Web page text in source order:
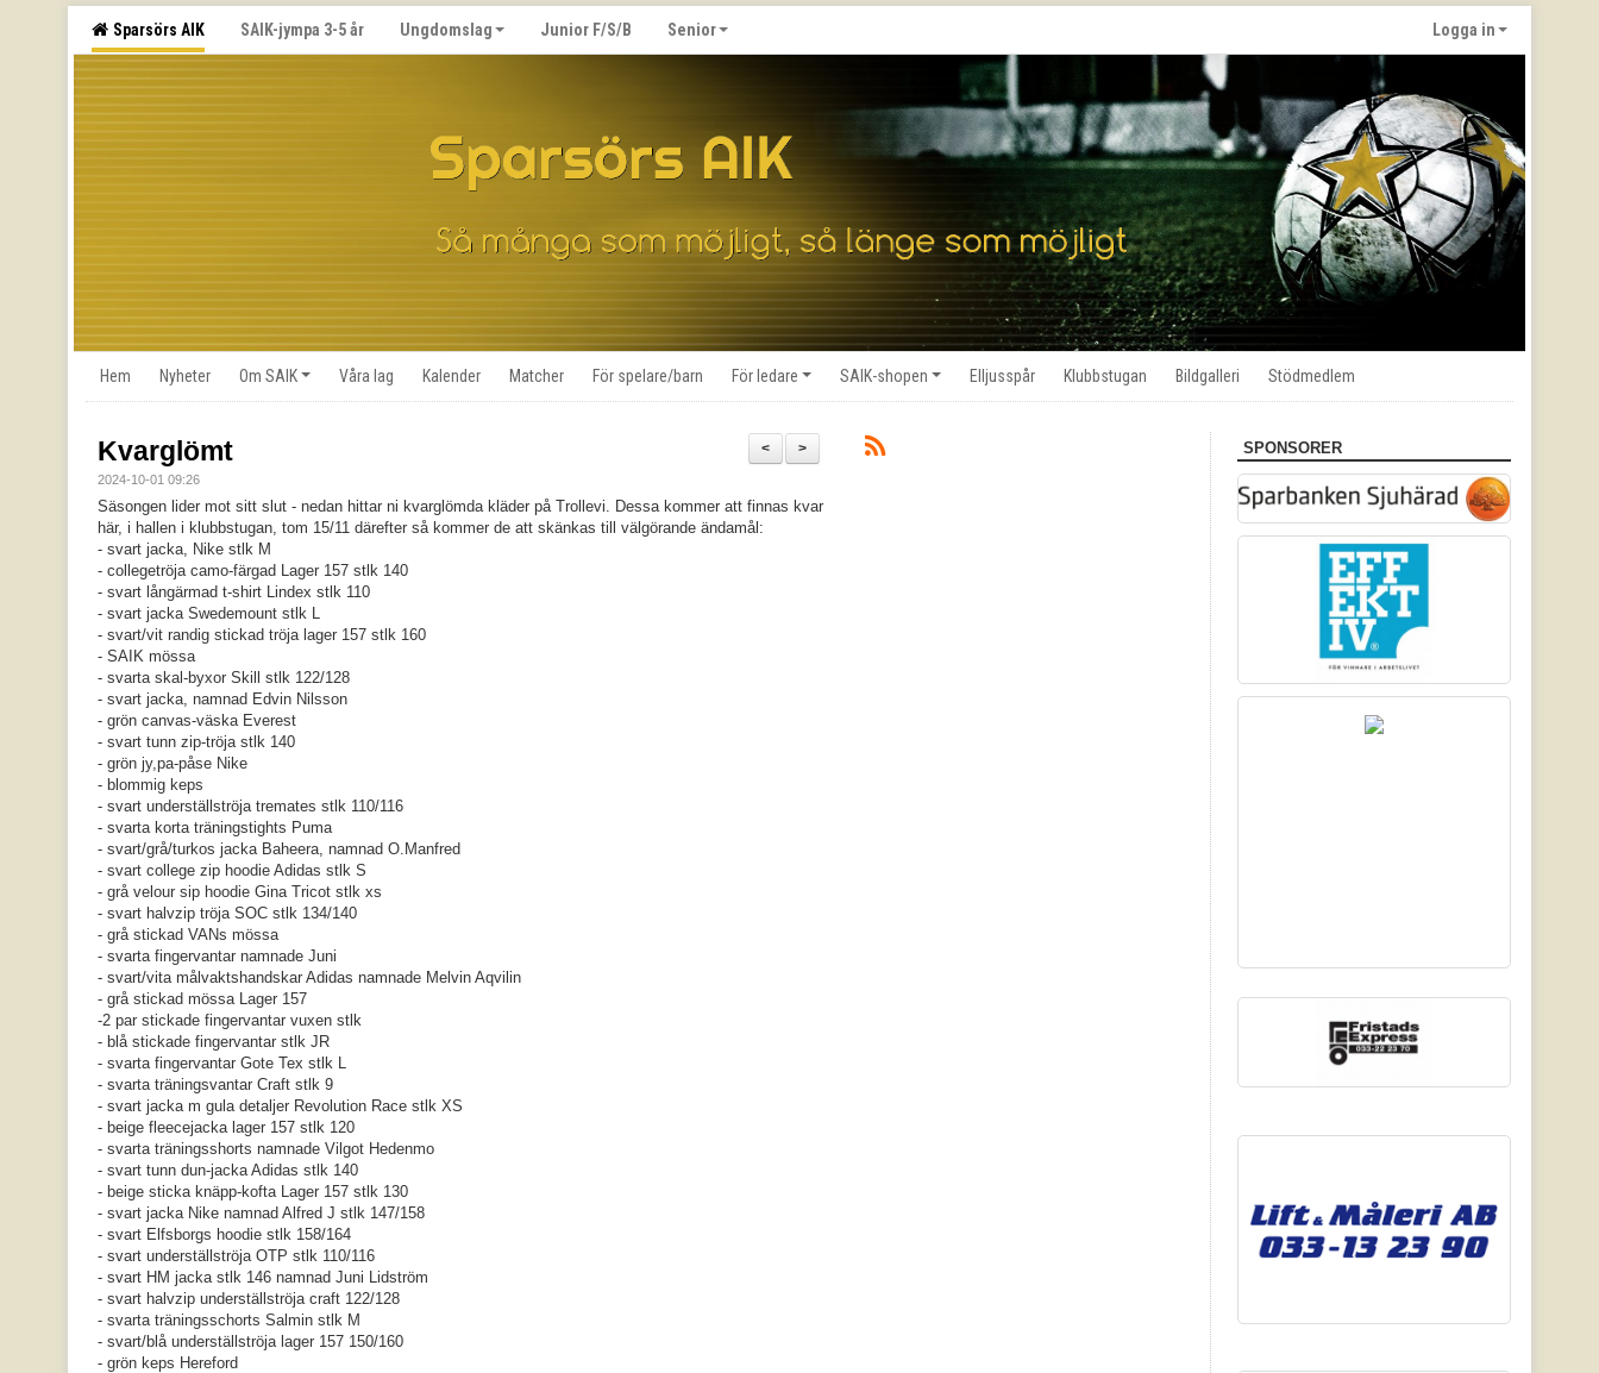
Sparsörs AIK SAIK-jympa 3-5 år Ungdomslag Junior F/S/B Senior Logga in
Hem Nyheter Om SAIK Våra lag Kalender Matcher För spelare/barn För ledare SAIK-shopen Elljusspår Klubbstugan Bildgalleri Stödmedlem
>
<
Kvarglömt
2024-10-01 09:26
Säsongen lider mot sitt slut - nedan hittar ni kvarglömda kläder på Trollevi. Dessa kommer att finnas kvar
här, i hallen i klubbstugan, tom 15/11 därefter så kommer de att skänkas till välgörande ändamål:
- svart jacka, Nike stlk M
- collegetröja camo-färgad Lager 157 stlk 140
- svart långärmad t-shirt Lindex stlk 110
- svart jacka Swedemount stlk L
- svart/vit randig stickad tröja lager 157 stlk 160
- SAIK mössa
- svarta skal-byxor Skill stlk 122/128
- svart jacka, namnad Edvin Nilsson
- grön canvas-väska Everest
- svart tunn zip-tröja stlk 140
- grön jy,pa-påse Nike
- blommig keps
- svart underställströja tremates stlk 110/116
- svarta korta träningstights Puma
- svart/grå/turkos jacka Baheera, namnad O.Manfred
- svart college zip hoodie Adidas stlk S
- grå velour sip hoodie Gina Tricot stlk xs
- svart halvzip tröja SOC stlk 134/140
- grå stickad VANs mössa
- svarta fingervantar namnade Juni
- svart/vita målvaktshandskar Adidas namnade Melvin Aqvilin
- grå stickad mössa Lager 157
-2 par stickade fingervantar vuxen stlk
- blå stickade fingervantar stlk JR
- svarta fingervantar Gote Tex stlk L
- svarta träningsvantar Craft stlk 9
- svart jacka m gula detaljer Revolution Race stlk XS
- beige fleecejacka lager 157 stlk 120
- svarta träningsshorts namnade Vilgot Hedenmo
- svart tunn dun-jacka Adidas stlk 140
- beige sticka knäpp-kofta Lager 157 stlk 130
- svart jacka Nike namnad Alfred J stlk 147/158
- svart Elfsborgs hoodie stlk 158/164
- svart underställströja OTP stlk 110/116
- svart HM jacka stlk 146 namnad Juni Lidström
- svart halvzip underställströja craft 122/128
- svarta träningsschorts Salmin stlk M
- svart/blå underställströja lager 157 150/160
- grön keps Hereford
SPONSORER